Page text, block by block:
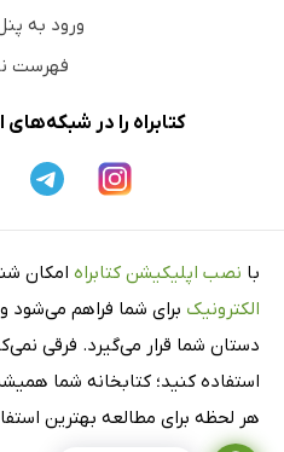
ورود به
فهرست
کتابراه را در
با نصب اپلیکیشن کتابراه امکان
الکترونیک برای شما فراهم می‌شود
دستان شما قرار می‌گیرد. فرقی
استفاده کنید؛ کتابخانه شما
هر لحظه برای مطالعه بهترین